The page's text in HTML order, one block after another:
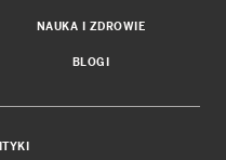
NAUKA I ZDROWIE
BLOGI